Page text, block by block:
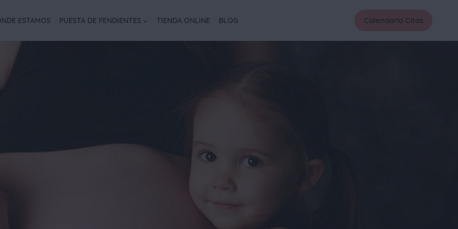
ESTAMOS PUESTA DE PENDIENTES TIENDA ONLINE BLOG Calendario Citas